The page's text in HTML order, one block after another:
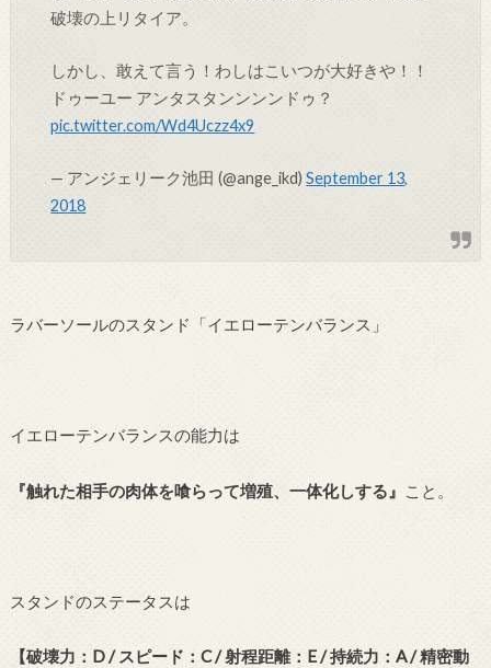
破壊の上リタイア。
しかし、敢えて言う！わしはこいつが大好きや！！
ドゥーユー アンタスタンンンンドゥ？
pic.twitter.com/Wd4Uczz4x9
— アンジェリーク池田 (@ange_ikd)September 13,
2018
ラバーソールのスタンド「イエローテンバランス」
イエローテンバランスの能力は
『触れた相手の肉体を喰らって増殖、一体化しする』 こと。
スタンドのステータスは
【破壊力：D / スピード：C / 射程距離：E / 持続力：A / 精密動